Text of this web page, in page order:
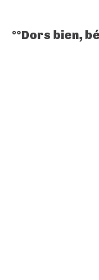
°°Dors bien,